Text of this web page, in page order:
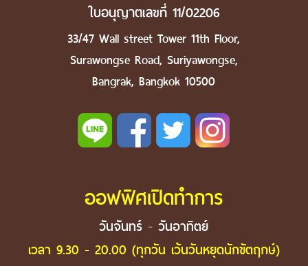
ใบอนุญาตเลขที่ 11/02206
33/47 Wall street Tower 11th Floor,
Surawongse Road, Suriyawongse,
Bangrak, Bangkok 10500
ออฟฟิศเปิดทำการ
วันจันทร์ - วันอาทิตย์
เวลา 9.30 - 20.00 (ทุกวัน เว้นวันหยุดนักขัตฤกษ์)